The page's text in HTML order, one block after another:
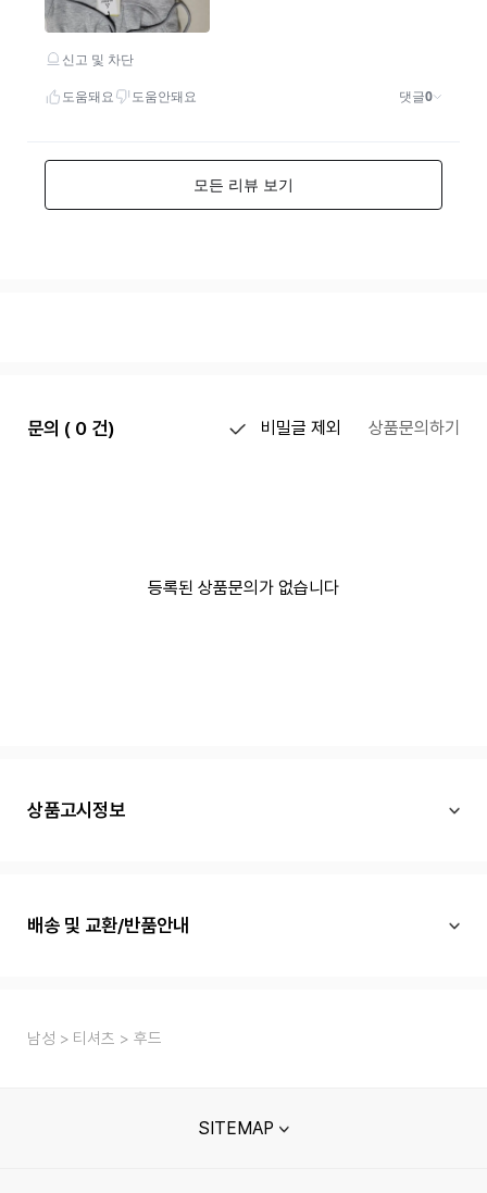
문의 ( 0 건) 비밀글 제외 상품문의하기
등록된 상품문의가 없습니다
상품고시정보
배송 및 교환/반품안내
남성 티셔츠 후드
SITEMAP